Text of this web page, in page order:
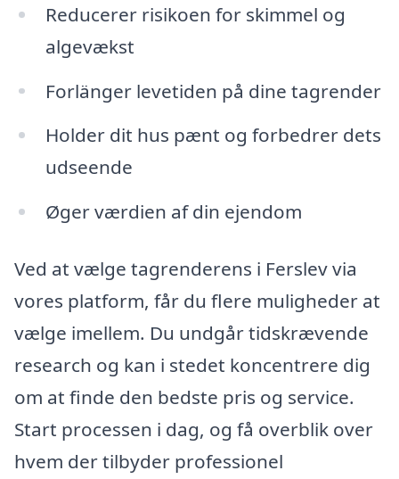
Reducerer risikoen for skimmel og
algevækst
Forlänger levetiden på dine tagrender
Holder dit hus pænt og forbedrer dets
udseende
Øger værdien af din ejendom
Ved at vælge tagrenderens i Ferslev via
vores platform, får du flere muligheder at
vælge imellem. Du undgår tidskrævende
research og kan i stedet koncentrere dig
om at finde den bedste pris og service.
Start processen i dag, og få overblik over
hvem der tilbyder professionel